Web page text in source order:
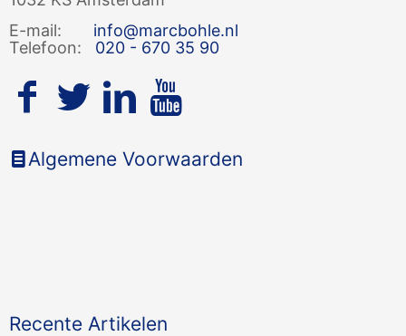
E-mail: info@marcbohle.nl
Telefoon: 020 - 670 35 90
Algemene Voorwaarden
Recente Artikelen